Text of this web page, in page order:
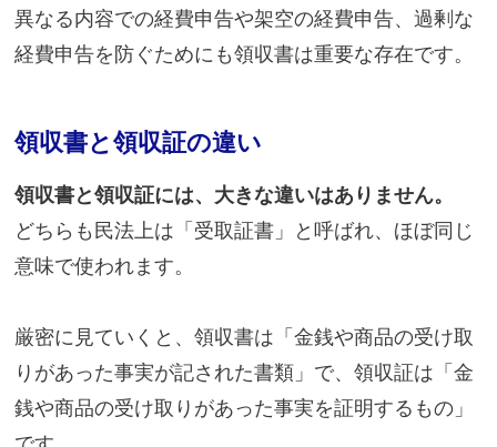
異なる内容での経費申告や架空の経費申告、過剰な
経費申告を防ぐためにも領収書は重要な存在です。
領収書と領収証の違い
領収書と領収証には、大きな違いはありません。
どちらも民法上は「受取証書」と呼ばれ、ほぼ同じ
意味で使われます。
厳密に見ていくと、領収書は「金銭や商品の受け取
りがあった事実が記された書類」で、領収証は「金
銭や商品の受け取りがあった事実を証明するもの」